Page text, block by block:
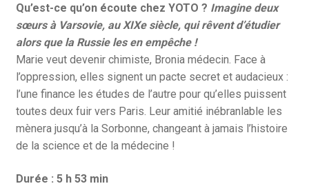
Qu’est-ce qu’on écoute chez YOTO ? Imagine deux
sœurs à Varsovie, au XIXe siècle, qui rêvent d’étudier
alors que la Russie les en empêche !
Marie veut devenir chimiste, Bronia médecin. Face à
l’oppression, elles signent un pacte secret et audacieux :
l’une finance les études de l’autre pour qu’elles puissent
toutes deux fuir vers Paris. Leur amitié inébranlable les
mènera jusqu’à la Sorbonne, changeant à jamais l’histoire
de la science et de la médecine !
Durée : 5 h 53 min